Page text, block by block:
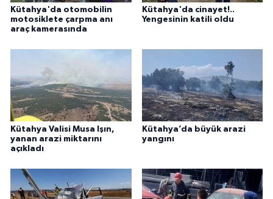
Kütahya'da otomobilin
motosiklete çarpma anı
araç kamerasında
Kütahya'da cinayet!..
Yengesinin katili oldu
Kütahya Valisi Musa Işın,
yanan arazi miktarını
açıkladı
Kütahya’da büyük arazi
yangını